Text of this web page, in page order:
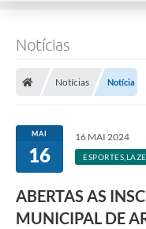
Notícias
Notícias Notícia
MAI
16
16 MAI 2024
ABERTAS AS
MUNICIPAL DE